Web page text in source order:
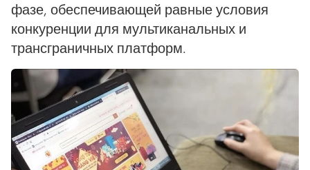
фазе, обеспечивающей равные условия
конкуренции для мультиканальных и
трансграничных платформ.